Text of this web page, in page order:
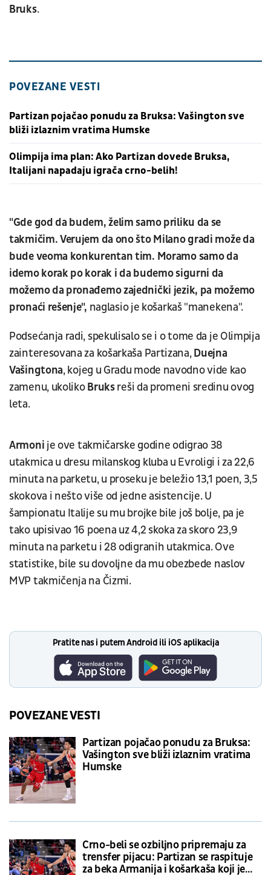
Bruks.
POVEZANE VESTI
Partizan pojačao ponudu za Bruksa: Vašington sve
bliži izlaznim vratima Humske
Olimpija ima plan: Ako Partizan dovede Bruksa,
Italijani napadaju igrača crno-belih!
"Gde god da budem, želim samo priliku da se
takmičim. Verujem da ono što Milano gradi može da
bude veoma konkurentan tim. Moramo samo da
idemo korak po korak i da budemo sigurni da
možemo da pronađemo zajednički jezik, pa možemo
pronaći rešenje", naglasio je košarkaš "manekena".
Podsećanja radi, spekulisalo se i o tome da je Olimpija
zainteresovana za košarkaša Partizana,Duejna
Vašingtona, kojeg u Gradu mode navodno vide kao
zamenu, ukolikoBruksreši da promeni sredinu ovog
leta.
Armoni je ove takmičarske godine odigrao 38
utakmica u dresu milanskog kluba u Evroligi i za 22,6
minuta na parketu, u proseku je beležio 13,1 poen, 3,5
skokova i nešto više od jedne asistencije. U
šampionatu Italije su mu brojke bile još bolje, pa je
tako upisivao 16 poena uz 4,2 skoka za skoro 23,9
minuta na parketu i 28 odigranih utakmica. Ove
statistike, bile su dovoljne da mu obezbede naslov
MVP takmičenja na Čizmi.
Pratite nas i putem Android ili iOS aplikacija
POVEZANE VESTI
Partizan pojačao ponudu za Bruksa:
Vašington sve bliži izlaznim vratima
Humske
Crno-beli se ozbiljno pripremaju za
trensfer pijacu: Partizan se raspituje
za beka Armanija i košarkaša koji je